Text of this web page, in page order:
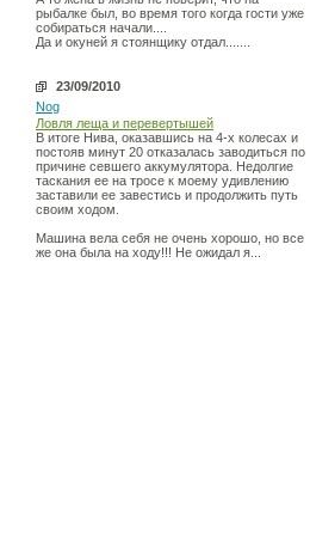
рыбалке был, во время того когда гости уже
собираться начали....
Да и окуней я стоянщику отдал.......
23/09/2010
Nog
Ловля леща и перевертышей
В итоге Нива, оказавшись на 4-х колесах и
постояв минут 20 отказалась заводиться по
причине севшего аккумулятора. Недолгие
таскания ее на тросе к моему удивлению
заставили ее завестись и продолжить путь
своим ходом.
Машина вела себя не очень хорошо, но все
же она была на ходу!!! Не ожидал я...